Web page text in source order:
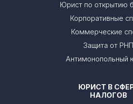
Юрист по открытию
Корпоративные
Коммерческие
Защита от РНП
Антимонопольный
ЮРИСТ В
НАЛОГОВ